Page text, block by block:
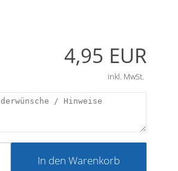
4,95 EUR
inkl. MwSt.
In den Warenkorb